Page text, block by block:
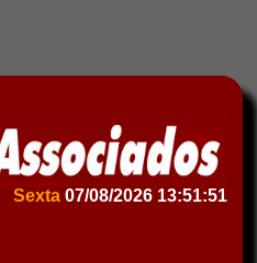
Sexta 07/08/2026 13:51:51